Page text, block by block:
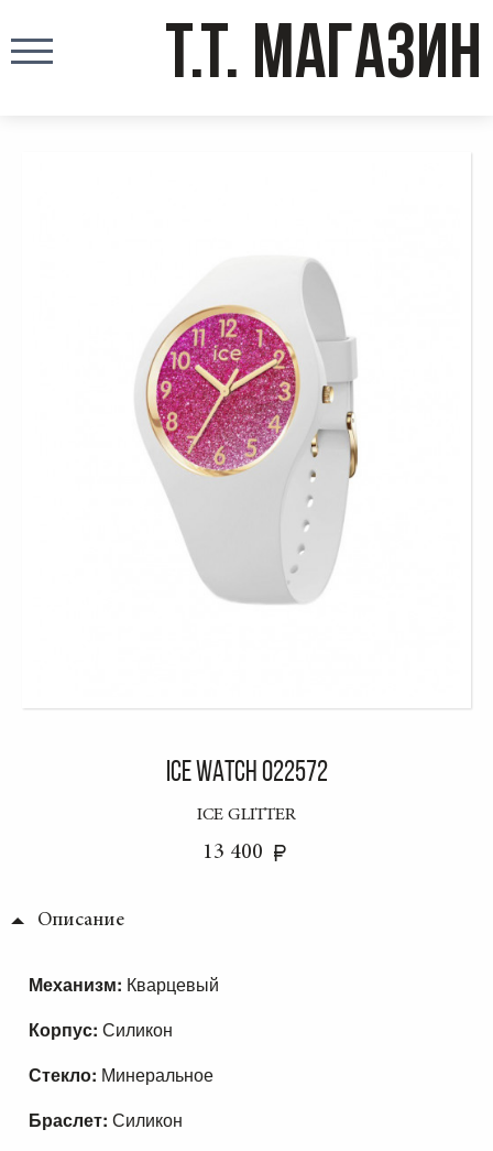
T.T. МАГАЗИН
ICE WATCH 022572
ICE GLITTER
13 400
Описание
Механизм: Кварцевый
Корпус: Силикон
Стекло: Минеральное
Браслет: Силикон